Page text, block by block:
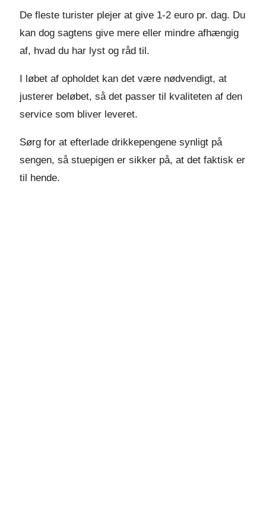
De fleste turister plejer at give 1-2 euro pr. dag. Du
kan dog sagtens give mere eller mindre afhængig
af, hvad du har lyst og råd til.
I løbet af opholdet kan det være nødvendigt, at
justerer beløbet, så det passer til kvaliteten af den
service som bliver leveret.
Sørg for at efterlade drikkepengene synligt på
sengen, så stuepigen er sikker på, at det faktisk er
til hende.